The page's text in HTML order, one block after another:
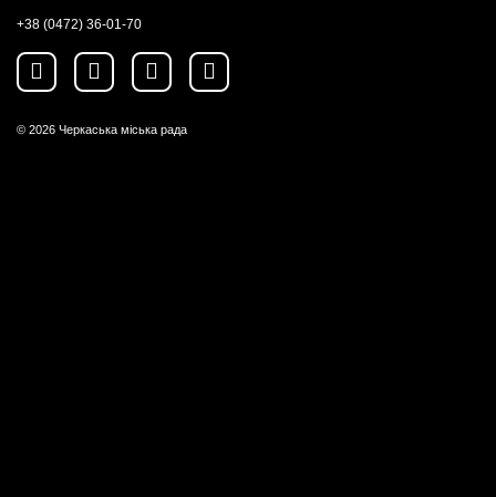
+38 (0472) 36-01-70
© 2026 Черкаська міська рада